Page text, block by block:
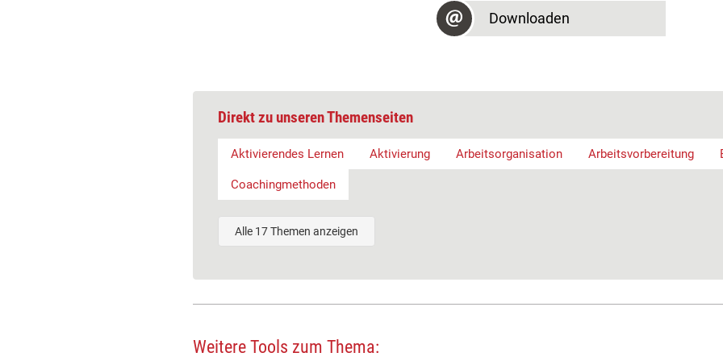
Downloaden
Direkt zu unseren Themenseiten
Aktivierendes Lernen Aktivierung Arbeitsorganisation Arbeitsvorbereitung
Coachingmethoden
Alle 17 Themen anzeigen
Weitere Tools zum Thema: